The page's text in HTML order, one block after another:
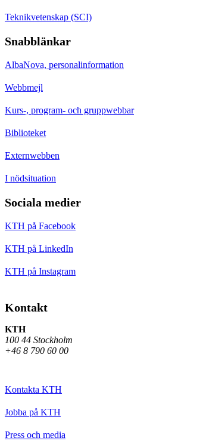
Teknikvetenskap (SCI)
Snabblänkar
AlbaNova, personalinformation
Webbmejl
Kurs-, program- och gruppwebbar
Biblioteket
Externwebben
I nödsituation
Sociala medier
KTH på Facebook
KTH på LinkedIn
KTH på Instagram
Kontakt
KTH
100 44 Stockholm
+46 8 790 60 00
Kontakta KTH
Jobba på KTH
Press och media